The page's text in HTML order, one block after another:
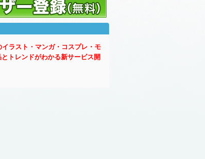
ラスト・マンガ・コスプレ・モ
トレンドがわかる新サービス開